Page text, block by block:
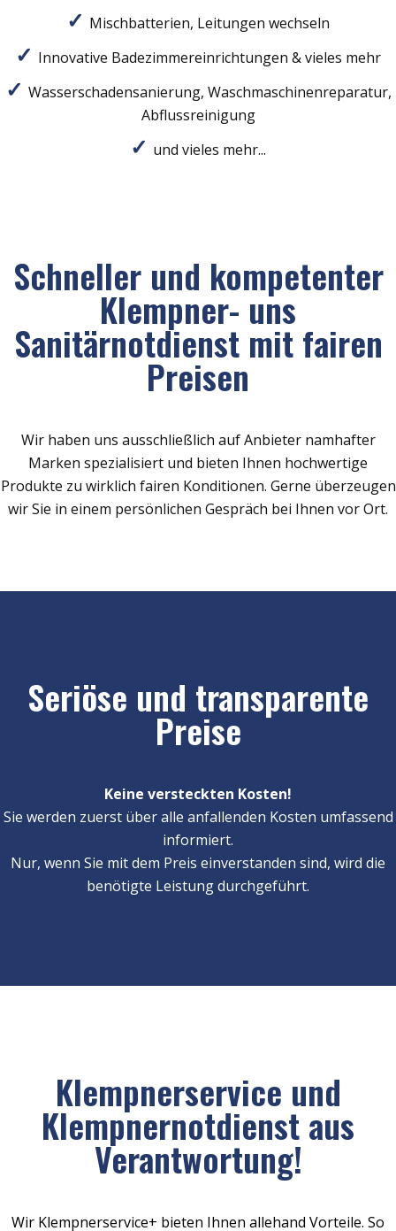
Mischbatterien, Leitungen wechseln
Innovative Badezimmereinrichtungen & vieles mehr
Wasserschadensanierung, Waschmaschinenreparatur,
Abflussreinigung
und vieles mehr...
Schneller und kompetenter
Klempner- uns
Sanitärnotdienst mit fairen
Preisen
Wir haben uns ausschließlich auf Anbieter namhafter
Marken spezialisiert und bieten Ihnen hochwertige
Produkte zu wirklich fairen Konditionen. Gerne überzeugen
wir Sie in einem persönlichen Gespräch bei Ihnen vor Ort.
Seriöse und transparente
Preise
Keine versteckten Kosten!
Sie werden zuerst über alle anfallenden Kosten umfassend
informiert.
Nur, wenn Sie mit dem Preis einverstanden sind, wird die
benötigte Leistung durchgeführt.
Klempnerservice und
Klempnernotdienst aus
Verantwortung!
Wir Klempnerservice+ bieten Ihnen allehand Vorteile. So